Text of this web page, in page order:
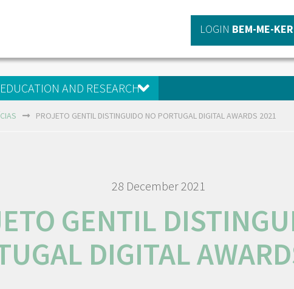
LOGIN BEM-ME-KER
EDUCATION AND RESEARCH
PROJETO GENTIL DISTINGUIDO NO PORTUGAL DIGITAL AWARDS 2021
28 December 2021
GENTIL
DIGITAL